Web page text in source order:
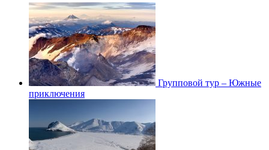
Групповой тур – Южные
приключения